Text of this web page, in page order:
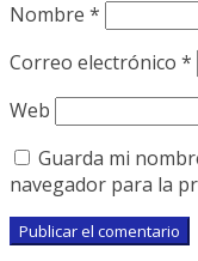
Nombre *
Correo electrónico *
Web
Guarda mi
navegador para la